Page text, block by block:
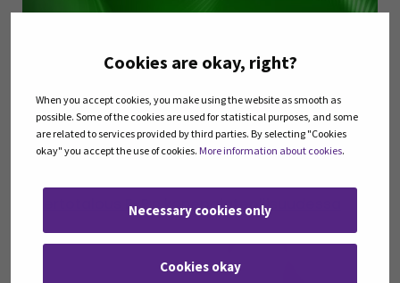
Cookies are okay, right?
When you accept cookies, you make using the website as smooth as
possible. Some of the cookies are used for statistical purposes, and some
are related to services provided by third parties. By selecting "Cookies
okay" you accept the use of cookies. More information about cookies.
Necessary cookies only
Cookies okay
Kiertotalous E-P:n konepajateollisuudessa